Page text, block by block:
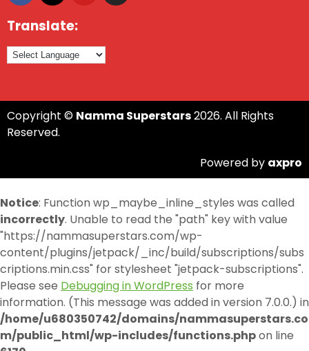
Translate:
Copyright © Namma Superstars2026. All Rights
Reserved.
Powered by axpro
Notice: Function wp_maybe_inline_styles was called
incorrectly. Unable to read the "path" key with value
"https://nammasuperstars.com/wp-
content/plugins/jetpack/_inc/build/subscriptions/subs
criptions.min.css" for stylesheet "jetpack-subscriptions".
Please see Debugging in WordPress for more
information. (This message was added in version 7.0.0.) in
/home/u680350742/domains/nammasuperstars.co
m/public_html/wp-includes/functions.phpon line